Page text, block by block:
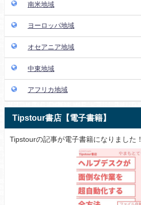
南米地域
ヨーロッパ地域
オセアニア地域
中東地域
アフリカ地域
Tipstour書店【電子書籍】
Tipstourの記事が電子書籍になりました！